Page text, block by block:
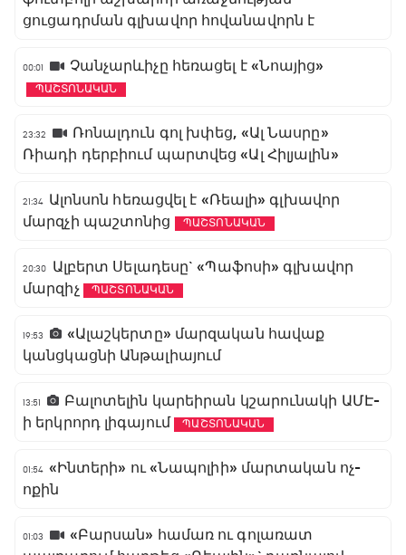
ցուցադրման գլխավոր հովանավորն է
00:01 Չանչարևիչը հեռացել է «Նոայից»
ՊԱՇՏՈՆԱԿԱՆ
23:32
Ռոնալդուն գոլ խփեց, «Ալ Նասրը»
Ռիադի դերբիում պարտվեց «Ալ Հիլյալին»
21:34 Ալոնսոն հեռացվել է «Ռեալի» գլխավոր
մարզչի պաշտոնից
ՊԱՇՏՈՆԱԿԱՆ
20:30
Ալբերտ Սելադեսը` «Պաֆոսի» գլխավոր
մարզիչ
ՊԱՇՏՈՆԱԿԱՆ
19:53
«Ալաշկերտը» մարզական հավաք
կանցկացնի Անթալիայում
13:51
Բալոտելին կարեիրան կշարունակի ԱՄԷ-
ի երկրորդ լիգայում
ՊԱՇՏՈՆԱԿԱՆ
01:54 «Ինտերի» ու «Նապոլիի» մարտական ոչ-
ոքին
01:03
«Բարսան» համառ ու գոլառատ